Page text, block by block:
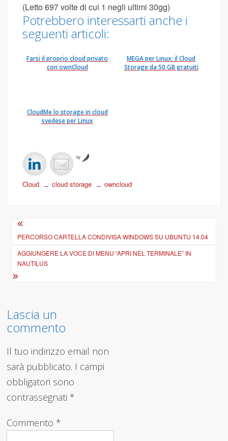
(Letto 697 volte di cui 1 negli ultimi 30gg)
Potrebbero interessarti anche i
seguenti articoli:
Farsi il proprio cloud privato
con ownCloud
MEGA per Linux: il Cloud
Storage da 50 GB gratuiti
CloudMe lo storage in cloud
svedese per Linux
by
Cloud cloud storage owncloud
Navigazione
articoli
PERCORSO CARTELLA CONDIVISA WINDOWS SU UBUNTU 14.04
AGGIUNGERE LA VOCE DI MENU “APRI NEL TERMINALE” IN
NAUTILUS
Lascia un
commento
Il tuo indirizzo email non
sarà pubblicato. I campi
obbligatori sono
contrassegnati*
Commento*